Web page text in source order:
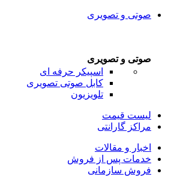
صوتی و تصویری
صوتی و تصویری
اسپیکر حرفه ای
کابل صوتی تصویری
تلویزیون
لیست قیمت
مراکز گارانتی
اخبار و مقالات
خدمات پس از فروش
فروش سازمانی